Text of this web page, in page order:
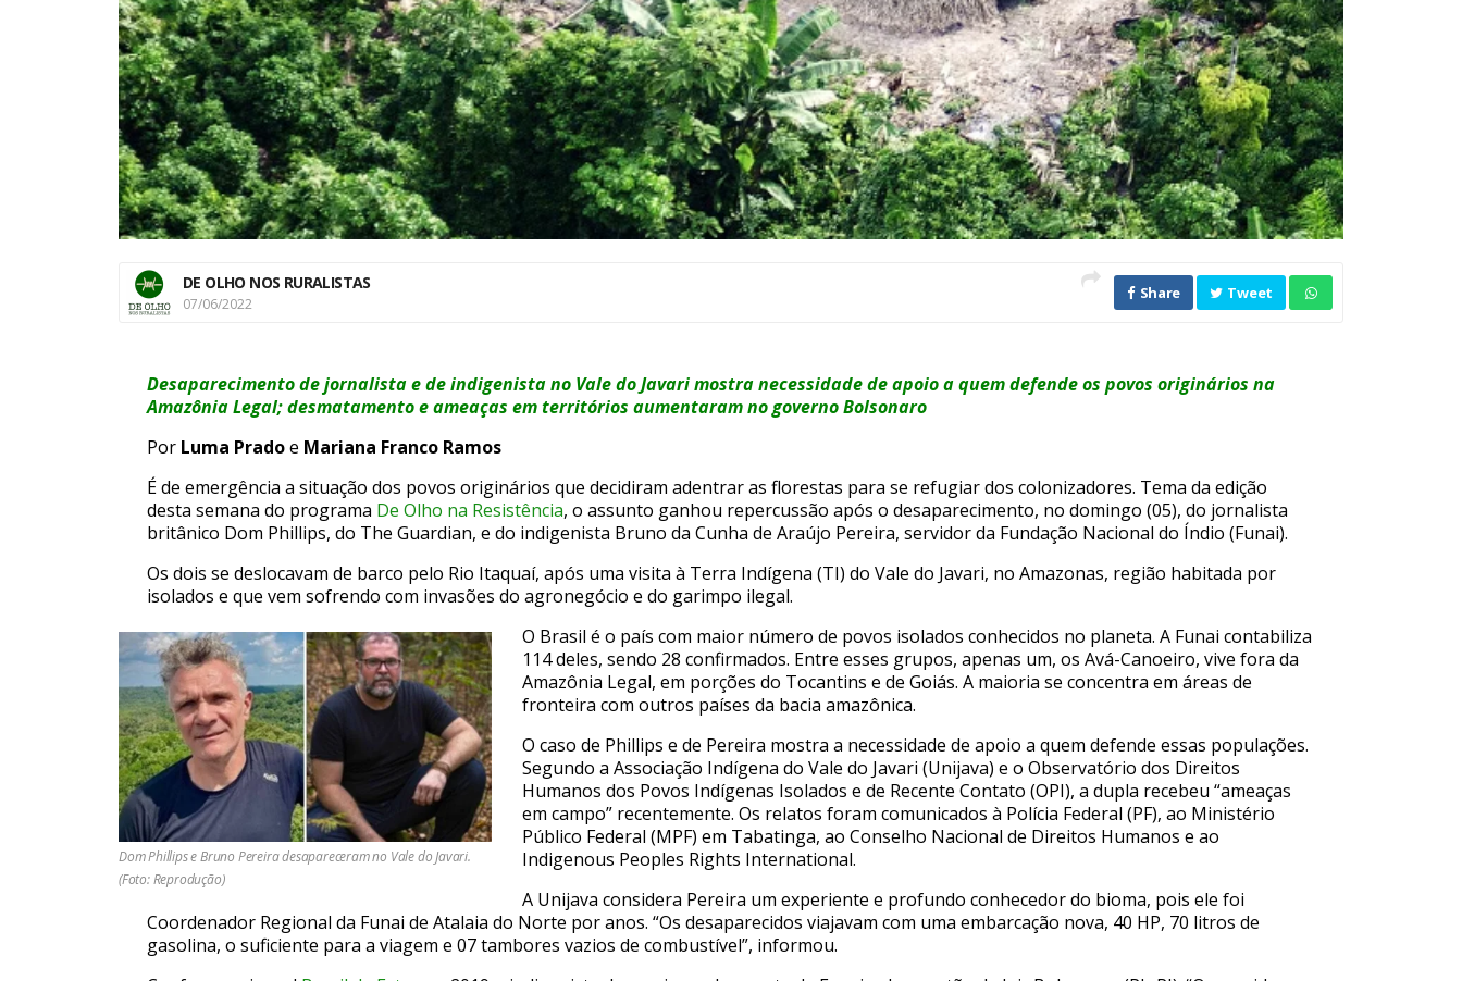
DE OLHO NOS RURALISTAS
07/06/2022
Share Tweet
Desaparecimento de jornalista e de indigenista no Vale do Javari mostra necessidade de apoio a quem defende os povos originários na
Amazônia Legal; desmatamento e ameaças em territórios aumentaram no governo Bolsonaro
Por Luma Pradoe Mariana Franco Ramos
É de emergência a situação dos povos originários que decidiram adentrar as florestas para se refugiar dos colonizadores. Tema da edição
desta semana do programa De Olho na Resistência, o assunto ganhou repercussão após o desaparecimento, no domingo (05), do jornalista
britânico Dom Phillips, do The Guardian, e do indigenista Bruno da Cunha de Araújo Pereira, servidor da Fundação Nacional do Índio (Funai).
Os dois se deslocavam de barco pelo Rio Itaquaí, após uma visita à Terra Indígena (TI) do Vale do Javari, no Amazonas, região habitada por
isolados e que vem sofrendo com invasões do agronegócio e do garimpo ilegal.
Dom Phillips e Bruno Pereira desapareceram no Vale do Javari.
(Foto: Reprodução)
O Brasil é o país com maior número de povos isolados conhecidos no planeta. A Funai contabiliza
114 deles, sendo 28 confirmados. Entre esses grupos, apenas um, os Avá-Canoeiro, vive fora da
Amazônia Legal, em porções do Tocantins e de Goiás. A maioria se concentra em áreas de
fronteira com outros países da bacia amazônica.
O caso de Phillips e de Pereira mostra a necessidade de apoio a quem defende essas populações.
Segundo a Associação Indígena do Vale do Javari (Unijava) e o Observatório dos Direitos
Humanos dos Povos Indígenas Isolados e de Recente Contato (OPI), a dupla recebeu “ameaças
em campo” recentemente. Os relatos foram comunicados à Polícia Federal (PF), ao Ministério
Público Federal (MPF) em Tabatinga, ao Conselho Nacional de Direitos Humanos e ao
Indigenous Peoples Rights International.
A Unijava considera Pereira um experiente e profundo conhecedor do bioma, pois ele foi
Coordenador Regional da Funai de Atalaia do Norte por anos. “Os desaparecidos viajavam com uma embarcação nova, 40 HP, 70 litros de
gasolina, o suficiente para a viagem e 07 tambores vazios de combustível”, informou.